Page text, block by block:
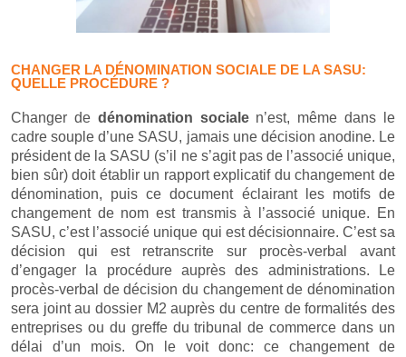
CHANGER LA DÉNOMINATION SOCIALE DE LA SASU:
QUELLE PROCÉDURE ?
Changer de dénomination socialen’est, même dans le
cadre souple d’une SASU, jamais une décision anodine. Le
président de la SASU (s’il ne s’agit pas de l’associé unique,
bien sûr) doit établir un rapport explicatif du changement de
dénomination, puis ce document éclairant les motifs de
changement de nom est transmis à l’associé unique. En
SASU, c’est l’associé unique qui est décisionnaire. C’est sa
décision qui est retranscrite sur procès-verbal avant
d’engager la procédure auprès des administrations. Le
procès-verbal de décision du changement de dénomination
sera joint au dossier M2 auprès du centre de formalités des
entreprises ou du greffe du tribunal de commerce dans un
délai d’un mois. On le voit donc: ce changement de